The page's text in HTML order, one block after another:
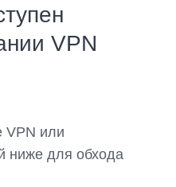
VPN
VPN или
ниже для обхода